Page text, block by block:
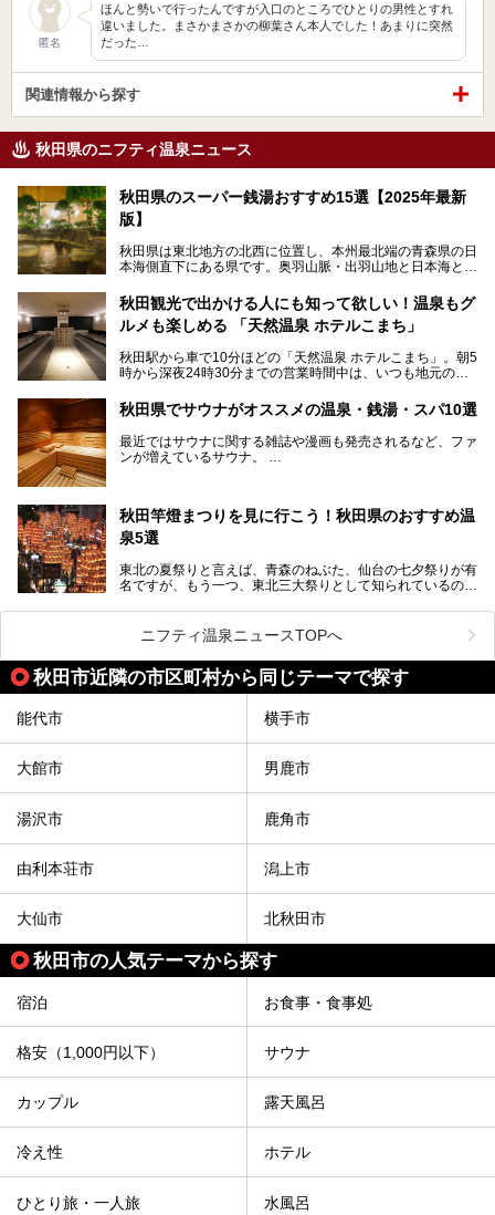
匿名
ほんと勢いで行ったんですが入口のところでひとりの男性とすれ
違いました。まさかまさかの柳葉さん本人でした！あまりに突然
だった…
関連情報から探す
秋田県のニフティ温泉ニュース
秋田県のスーパー銭湯おすすめ15選【2025年最新
版】
秋田県は東北地方の北西に位置し、本州最北端の青森県の日
本海側直下にある県です。奥羽山脈・出羽山地と日本海とい
界自然遺産に登録された白神山地のほか、多くの国立公園・
国定公園を擁しています。
「あきたこまち」に代表される米の生産量は国内第3位。米
ハタハタ・しょっつる（魚醤）といった独特の食材も豊富で
す。
げ」など、全国的に有名な催しも多い秋田県。観光旅行にも
役立つ、県内のおすすめスーパー銭湯＆立ち寄り湯情報をご
紹介します。
秋田観光で出かける人にも知って欲しい！温泉もグ
ルメも楽しめる 「天然温泉 ホテルこまち」
秋田駅から車で10分ほどの「天然温泉 ホテルこまち」。朝5
時から深夜24時30分までの営業時間中は、いつも地元の人
岩盤浴入り放題なのに1泊3,500円からと破格の安さ！
観光にも便利な「天然温泉 ホテルこまち」の魅力をたっぷ
りお届けします。
秋田県でサウナがオススメの温泉・銭湯・スパ10選
最近ではサウナに関する雑誌や漫画も発売されるなど、ファ
ンが増えているサウナ。
こだわりを持つ施設も増えています。
今回はそんな今話題のサウナが楽しめる、秋田県内にあるオ
ススメ温泉・銭湯・スパを10件まとめてご紹介します。
秋田竿燈まつりを見に行こう！秋田県のおすすめ温
泉5選
東北の夏祭りと言えば、青森のねぶた、仙台の七夕祭りが有
名ですが、もう一つ、東北三大祭りとして知られているのが
毎年8月3日から6日に行われる「秋田竿燈まつり」は、たく
さんの提灯をぶらさげた大きな竿燈を「ドッコイショ」の掛
け声にあわせて秋田駅周辺を練り歩きます。
竿燈の数は230本、１万個の提灯がまるで天の川のように連
なり、秋田の夜を照らします。
竿燈まつりを見た後は、秋田の温泉で骨休め。秋田美人を生
ニフティ温泉ニュースTOPへ
秋田市近隣の市区町村から同じテーマで探す
能代市 横手市
大館市 男鹿市
湯沢市 鹿角市
由利本荘市 潟上市
大仙市 北秋田市
秋田市の人気テーマから探す
宿泊 お食事・食事処
格安（1,000円以下） サウナ
カップル 露天風呂
冷え性 ホテル
ひとり旅・一人旅 水風呂